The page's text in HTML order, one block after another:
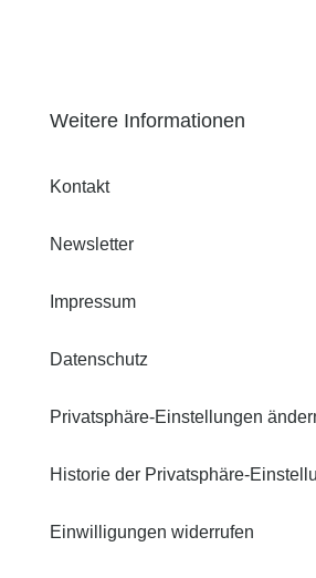
Weitere Informationen
Kontakt
Newsletter
Impressum
Datenschutz
Privatsphäre-Einstellungen
Historie der Privatsphäre-
Einwilligungen widerrufen